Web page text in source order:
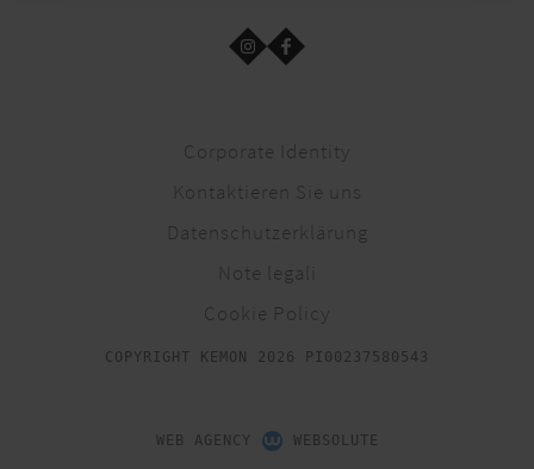
Corporate Identity
Kontaktieren Sie uns
Datenschutzerklärung
Note legali
Cookie Policy
COPYRIGHT KEMON 2026 PI00237580543
WEB AGENCY WEBSOLUTE